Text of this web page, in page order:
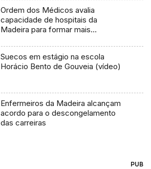
Ordem dos Médicos avalia
capacidade de hospitais da
Madeira para formar mais
Suecos em estágio na escola
Horácio Bento de Gouveia (vídeo)
Enfermeiros da Madeira alcançam
acordo para o descongelamento
das carreiras
PUB